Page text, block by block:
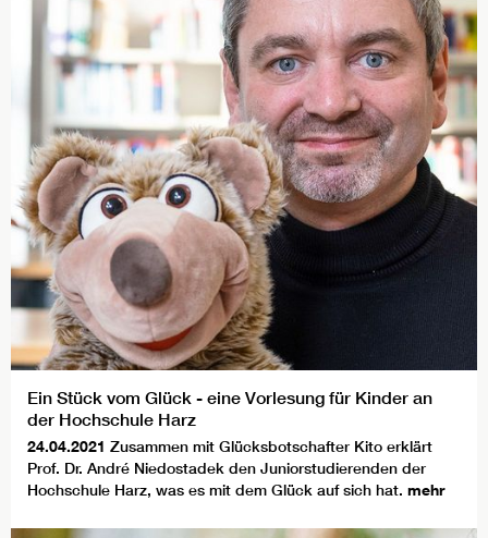
Ein Stück vom Glück - eine Vorlesung für Kinder an
der Hochschule Harz
24.04.2021 Zusammen mit Glücksbotschafter Kito erklärt
Prof. Dr. André Niedostadek den Juniorstudierenden der
Hochschule Harz, was es mit dem Glück auf sich hat. mehr